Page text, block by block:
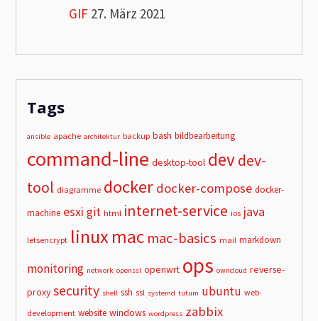
GIF 27. März 2021
Tags
ansible apache architektur backup bash bildbearbeitung
command-line desktop-tool devdev-
tool diagramme docker docker-compose docker-
machine esxi git html internet-service ios java
letsencrypt linuxmac mac-basics mail markdown
monitoring network openssl openwrt ops owncloud reverse-
proxy security shell ssh ssl systemd tutum ubuntu web-
development website windows wordpress zabbix